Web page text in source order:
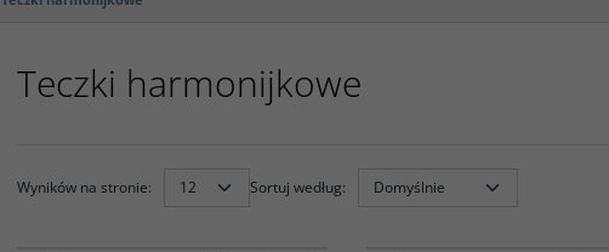
Teczki harmonijkowe
Wyników na stronie: Sortuj według: